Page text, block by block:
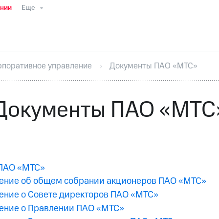
Еще
ИнтервьюФинансовая отчетность
секретарьРаскрытие информации
кабинет акционераАкционерный капитал
погашении именных облигаций Другое
управление Документы ПАО «МТС»
ПАО
«МТС»
об общем собрании акционеров ПАО «МТС»
о Совете директоров ПАО «МТС»
о Правлении ПАО «МТС»